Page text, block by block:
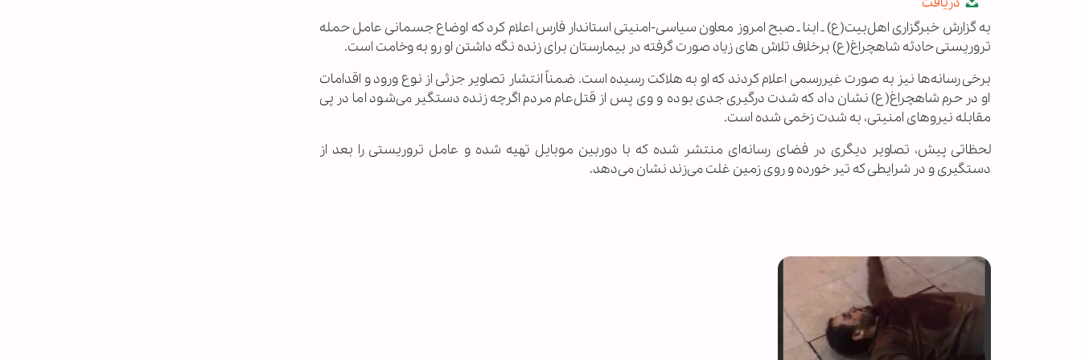
fullscreen
به گزارش خبرگزاری اهل‌بیت(ع) ـ ابنا ـ صبح امروز معاون سیاسی-امنیتی استاندار فارس اعلام کرد که اوضاع جسمانی عامل حمله
تروریستی حادثه شاهچراغ(ع) برخلاف تلاش های زیاد صورت گرفته در بیمارستان برای زنده نگه داشتن او رو به وخامت است.
برخی رسانه‌ها نیز به صورت غیررسمی اعلام کردند که او به هلاکت رسیده است. ضمناً انتشار تصاویر جزئی از نوع ورود و اقدامات
او در حرم شاهچراغ(ع) نشان داد که شدت درگیری جدی بوده و وی پس از قتل‌عام مردم اگرچه زنده دستگیر می‌شود اما در پی
مقابله نیروهای امنیتی، به شدت زخمی شده است.
لحظاتی پیش، تصاویر دیگری در فضای رسانه‌ای منتشر شده که با دوربین موبایل تهیه شده و عامل تروریستی را بعد از
دستگیری و در شرایطی که تیر خورده و روی زمین غلت می‌زند نشان می‌دهد.